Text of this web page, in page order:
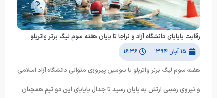
رقابت پایاپای دانشگاه آزاد و نزاجا تا پایان هفته سوم لیگ برتر واترپلو
۱۵ آبان ۱۳۹۴ ۱۶:۳۶
هفته سوم لیگ برتر واترپلو با سومین پیروزی متوالی دانشگاه آزاد اسلامی
و نیروی زمینی ارتش به پایان رسید تا جدال پایاپای این دو تیم همچنان